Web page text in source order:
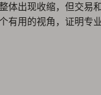
体出现收缩，但交易
有用的视角，证明专